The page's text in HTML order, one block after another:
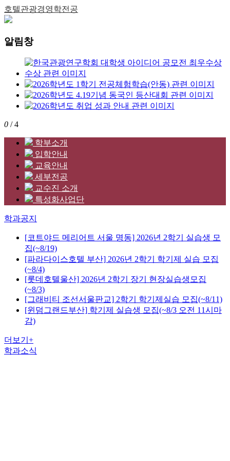
호텔관광경영학전공
알림창
0 / 4
학부소개
입학안내
교육안내
세부전공
교수진 소개
특성화사업단
학과공지
[코트야드 메리어트 서울 명동] 2026년 2학기 실습생 모
집(~8/19)
[파라다이스호텔 부산] 2026년 2학기 학기제 실습 모집
(~8/4)
[롯데호텔울산] 2026년 2학기 장기 현장실습생모집
(~8/3)
[그래비티 조선서울판교] 2학기 학기제실습 모집(~8/11)
[윈덤그랜드부산] 학기제 실습생 모집(~8/3 오전 11시마
감)
더보기 +
학과소식